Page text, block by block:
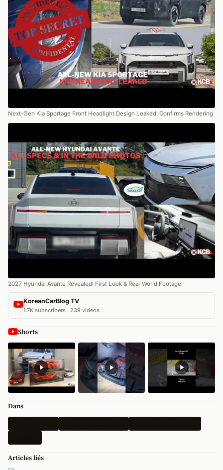
Next-Gen Kia Sportage Front Headlight Design Leaked, Confirms Rendering
2027 Hyundai Avante Revealed! First Look & Real-World Footage
KoreanCarBlog TV
1.7K subscribers · 239 videos
Shorts
Dans
Articles liés